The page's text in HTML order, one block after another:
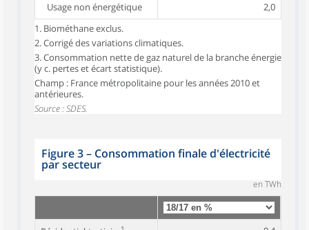
Usage non énergétique
2,0
1. Biométhane exclus.
2. Corrigé des variations climatiques.
3. Consommation nette de gaz naturel de la branche énergie
(y c. pertes et écart statistique).
Champ : France métropolitaine pour les années 2010 et
antérieures.
Source : SDES.
Figure 3– Consommation finale d'électricité
par secteur
en TWh